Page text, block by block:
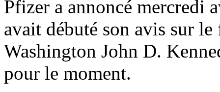
Pfizer a annoncé mercredi
avait débuté son avis sur
Washington John D.
pour le moment.